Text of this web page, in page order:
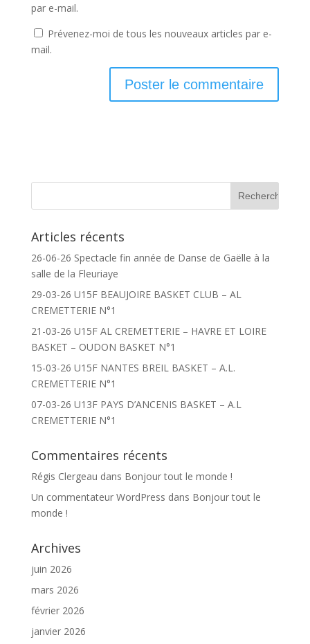
par e-mail.
Prévenez-moi de tous les nouveaux articles par e-
mail.
Articles récents
26-06-26 Spectacle fin année de Danse de Gaëlle à la
salle de la Fleuriaye
29-03-26 U15F BEAUJOIRE BASKET CLUB – AL
CREMETTERIE N°1
21-03-26 U15F AL CREMETTERIE – HAVRE ET LOIRE
BASKET – OUDON BASKET N°1
15-03-26 U15F NANTES BREIL BASKET – A.L.
CREMETTERIE N°1
07-03-26 U13F PAYS D’ANCENIS BASKET – A.L
CREMETTERIE N°1
Commentaires récents
Régis Clergeau dans Bonjour tout le monde !
Un commentateur WordPress dans Bonjour tout le
monde !
Archives
juin 2026
mars 2026
février 2026
janvier 2026